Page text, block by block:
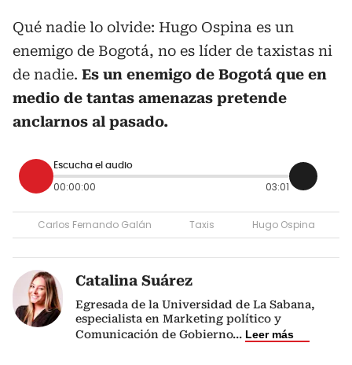
Qué nadie lo olvide: Hugo Ospina es un
enemigo de Bogotá, no es líder de taxistas ni
de nadie. Es un enemigo de Bogotá que en
medio de tantas amenazas pretende
anclarnos al pasado.
Escucha el audio
00:00:00 03:01
Carlos Fernando Galán Taxis Hugo Ospina
Catalina Suárez
Egresada de la Universidad de La Sabana,
especialista en Marketing político y
Comunicación de Gobierno... Leer más